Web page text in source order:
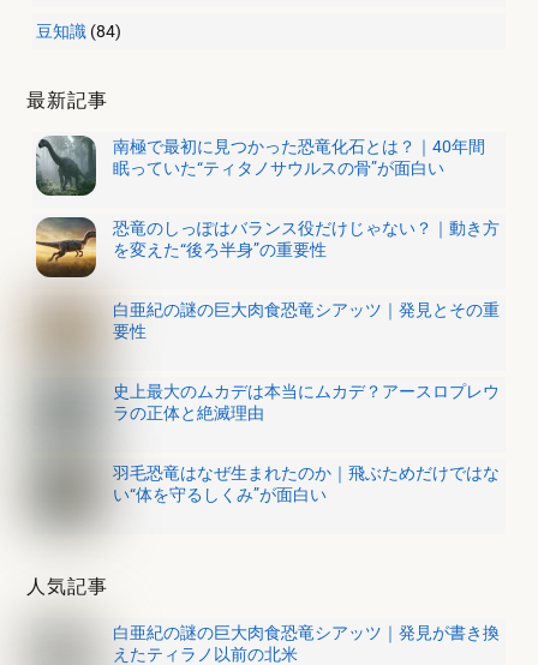
豆知識 (84)
最新記事
南極で最初に見つかった恐竜化石とは？｜40年間
眠っていた“ティタノサウルスの骨”が面白い
恐竜のしっぽはバランス役だけじゃない？｜動き方
を変えた“後ろ半身”の重要性
白亜紀の謎の巨大肉食恐竜シアッツ｜発見とその重
要性
史上最大のムカデは本当にムカデ？アースロプレウ
ラの正体と絶滅理由
羽毛恐竜はなぜ生まれたのか｜飛ぶためだけではな
い“体を守るしくみ”が面白い
人気記事
白亜紀の謎の巨大肉食恐竜シアッツ｜発見が書き換
えたティラノ以前の北米